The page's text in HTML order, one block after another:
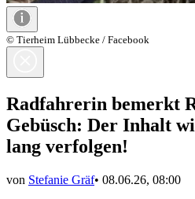
© Tierheim Lübbecke / Facebook
Radfahrerin bemerkt
Gebüsch: Der Inhalt
lang verfolgen!
von Stefanie Gräf• 08.06.26, 08:00